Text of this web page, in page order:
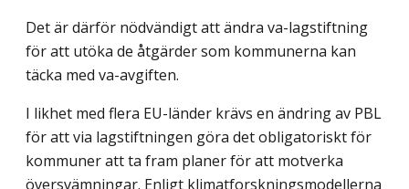
Det är därför nödvändigt att ändra va-lagstiftning
för att utöka de åtgärder som kommunerna kan
täcka med va-avgiften.
I likhet med flera EU-länder krävs en ändring av PBL
för att via lagstiftningen göra det obligatoriskt för
kommuner att ta fram planer för att motverka
översvämningar. Enligt klimatforskningsmodellerna